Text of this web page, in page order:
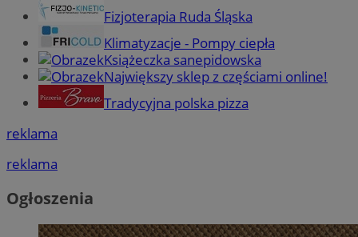
Fizjoterapia Ruda Śląska
Klimatyzacje - Pompy ciepła
Książeczka sanepidowska
Największy sklep z częściami online!
Tradycyjna polska pizza
reklama
reklama
Ogłoszenia